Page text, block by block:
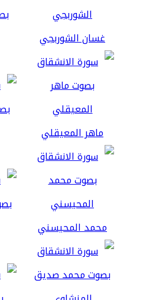
غسان الشوربجي
ماهر المعيقلي
محمد المحيسني